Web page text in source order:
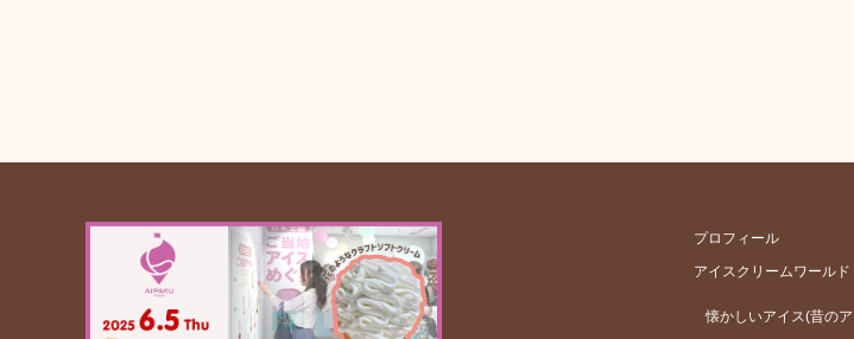
プロフィール
アイスクリームワールド
懐かしいアイス(昔の